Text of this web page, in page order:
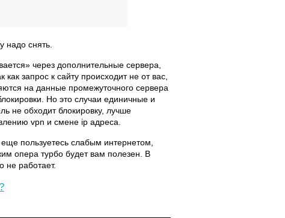
надо снять.
через дополнительные сервера,
запрос к сайту происходит не от вас,
на данные промежуточного сервера
Но это случаи единичные и
не обходит блокировку, лучше
vpn и смене ip адреса.
пользуетесь слабым интернетом,
опера турбо будет вам полезен. В
не работает.